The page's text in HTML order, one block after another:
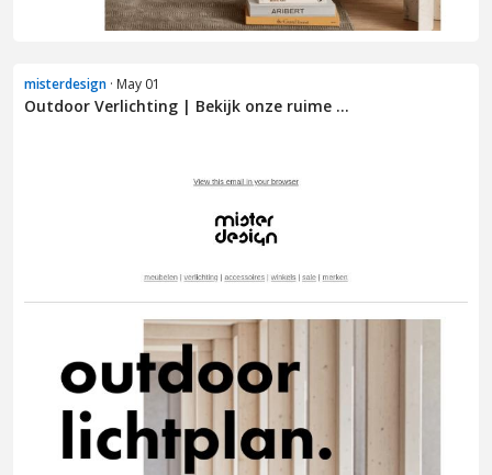
misterdesign · May 01
Outdoor Verlichting | Bekijk onze ruime ...